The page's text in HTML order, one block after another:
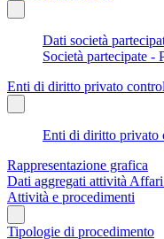
Dati società
Società partecipate -
Enti di diritto privato
Enti di diritto privato
Rappresentazione grafica
Dati aggregati attività
Attività e procedimenti
Tipologie di procedimento